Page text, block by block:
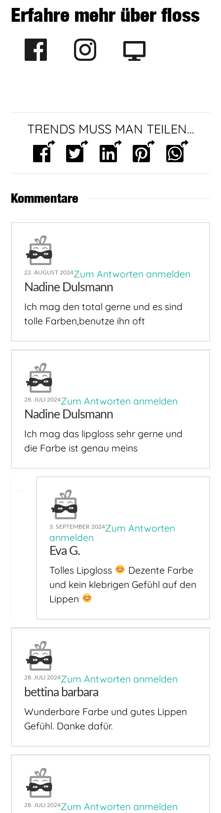
Erfahre mehr über floss
TRENDS MUSS MAN TEILEN...
Kommentare
22. AUGUST 2024Zum Antworten anmelden
Nadine Dulsmann
Ich mag den total gerne und es sind
tolle Farben,benutze ihn oft
28. JULI 2024Zum Antworten anmelden
Nadine Dulsmann
Ich mag das lipgloss sehr gerne und
die Farbe ist genau meins
3. SEPTEMBER 2024Zum Antworten
anmelden
Eva G.
Tolles Lipgloss
Dezente Farbe
und kein klebrigen Gefühl auf den
Lippen
28. JULI 2024Zum Antworten anmelden
bettina barbara
Wunderbare Farbe und gutes Lippen
Gefühl. Danke dafür.
28. JULI 2024Zum Antworten anmelden